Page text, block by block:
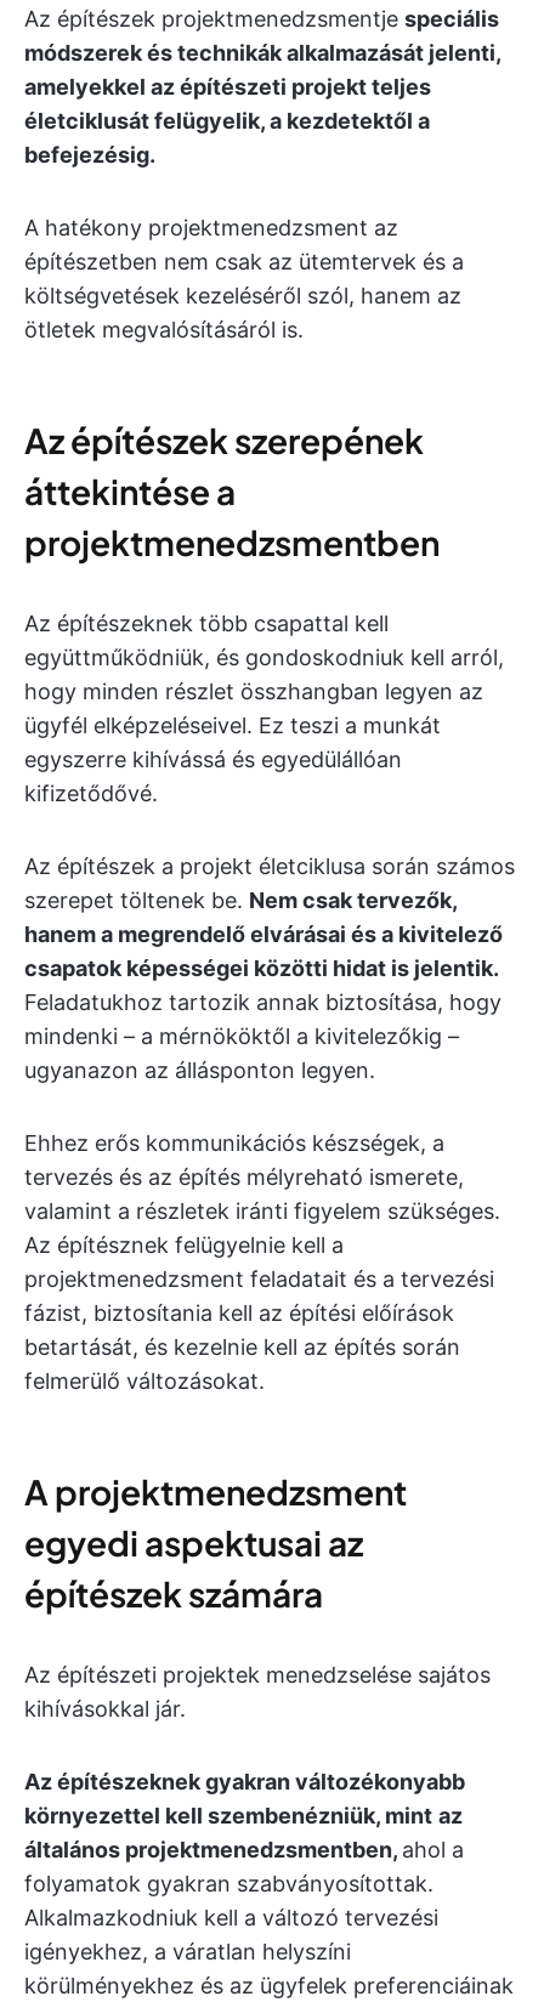
Az építészek projektmenedzsmentje speciális
módszerek és technikák alkalmazását jelenti,
amelyekkel az építészeti projekt teljes
életciklusát felügyelik, a kezdetektől a
befejezésig.
A hatékony projektmenedzsment az
építészetben nem csak az ütemtervek és a
költségvetések kezeléséről szól, hanem az
ötletek megvalósításáról is.
Az építészek szerepének
áttekintése a
projektmenedzsmentben
Az építészeknek több csapattal kell
együttműködniük, és gondoskodniuk kell arról,
hogy minden részlet összhangban legyen az
ügyfél elképzeléseivel. Ez teszi a munkát
egyszerre kihívássá és egyedülállóan
kifizetődővé.
Az építészek a projekt életciklusa során számos
szerepet töltenek be. Nem csak tervezők,
hanem a megrendelő elvárásai és a kivitelező
csapatok képességei közötti hidat is jelentik.
Feladatukhoz tartozik annak biztosítása, hogy
mindenki – a mérnököktől a kivitelezőkig –
ugyanazon az állásponton legyen.
Ehhez erős kommunikációs készségek, a
tervezés és az építés mélyreható ismerete,
valamint a részletek iránti figyelem szükséges.
Az építésznek felügyelnie kell a
projektmenedzsment feladatait és a tervezési
fázist, biztosítania kell az építési előírások
betartását, és kezelnie kell az építés során
felmerülő változásokat.
A projektmenedzsment
egyedi aspektusai az
építészek számára
Az építészeti projektek menedzselése sajátos
kihívásokkal jár.
Az építészeknek gyakran változékonyabb
környezettel kell szembenézniük, mint az
általános projektmenedzsmentben, ahol a
folyamatok gyakran szabványosítottak.
Alkalmazkodniuk kell a változó tervezési
igényekhez, a váratlan helyszíni
körülményekhez és az ügyfelek preferenciáinak